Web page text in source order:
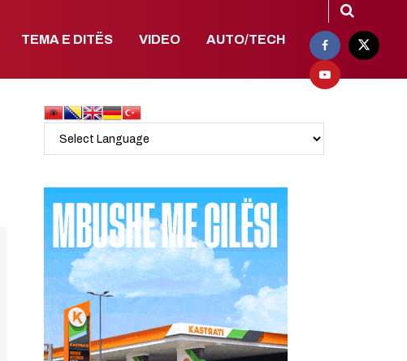
TEMA E DITËS VIDEO AUTO/TECH